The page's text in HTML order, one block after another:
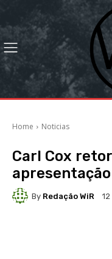
Home Noticias
Carl Cox
By Redação WiR